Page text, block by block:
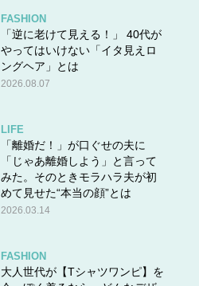
FASHION
「逆に老けて見える！」 40代が
やってはいけない「イタ見えロ
ングヘア」とは
2026.08.07
LIFE
「離婚だ！」が口ぐせの夫に
「じゃあ離婚しよう」と言って
みた。そのときモラハラ夫が初
めて見せた“本当の顔”とは
2026.03.14
FASHION
大人世代が【Tシャツワンピ】を